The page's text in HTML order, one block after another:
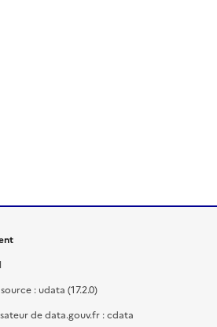
: udata (17.2.0)
de data.gouv.fr : cdata